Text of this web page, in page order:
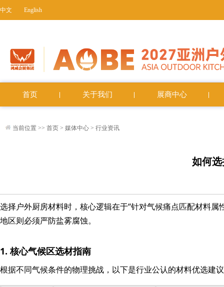
中文 English
首页 关于我们 展商中心
当前位置 >> 首页 > 媒体中心 > 行业资讯
如何
选择户外厨房材料时，核心逻辑在于“针对气候痛点匹配材料
地区则必须严防盐雾腐蚀。
1. 核心气候区选材指南
根据不同气候条件的物理挑战，以下是行业公认的材料优选建